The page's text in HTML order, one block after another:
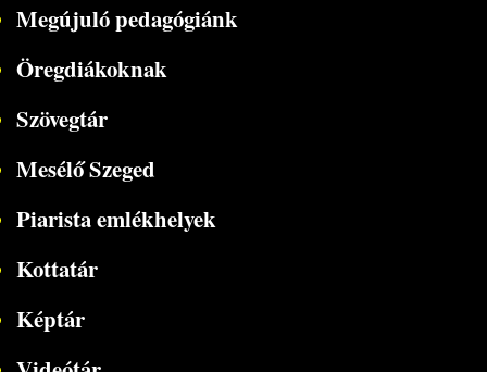
Megújuló pedagógiánk
Öregdiákoknak
Szövegtár
Mesélő Szeged
Piarista emlékhelyek
Kottatár
Képtár